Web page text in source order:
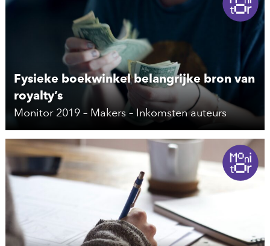
Fysieke boekwinkel belangrijke bron van
royalty’s
Monitor 2019 – Makers – Inkomsten auteurs